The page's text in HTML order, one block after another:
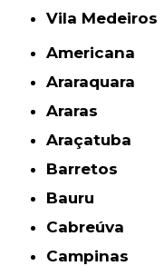
Vila Medeiros
Americana
Araraquara
Araras
Araçatuba
Barretos
Bauru
Cabreúva
Campinas